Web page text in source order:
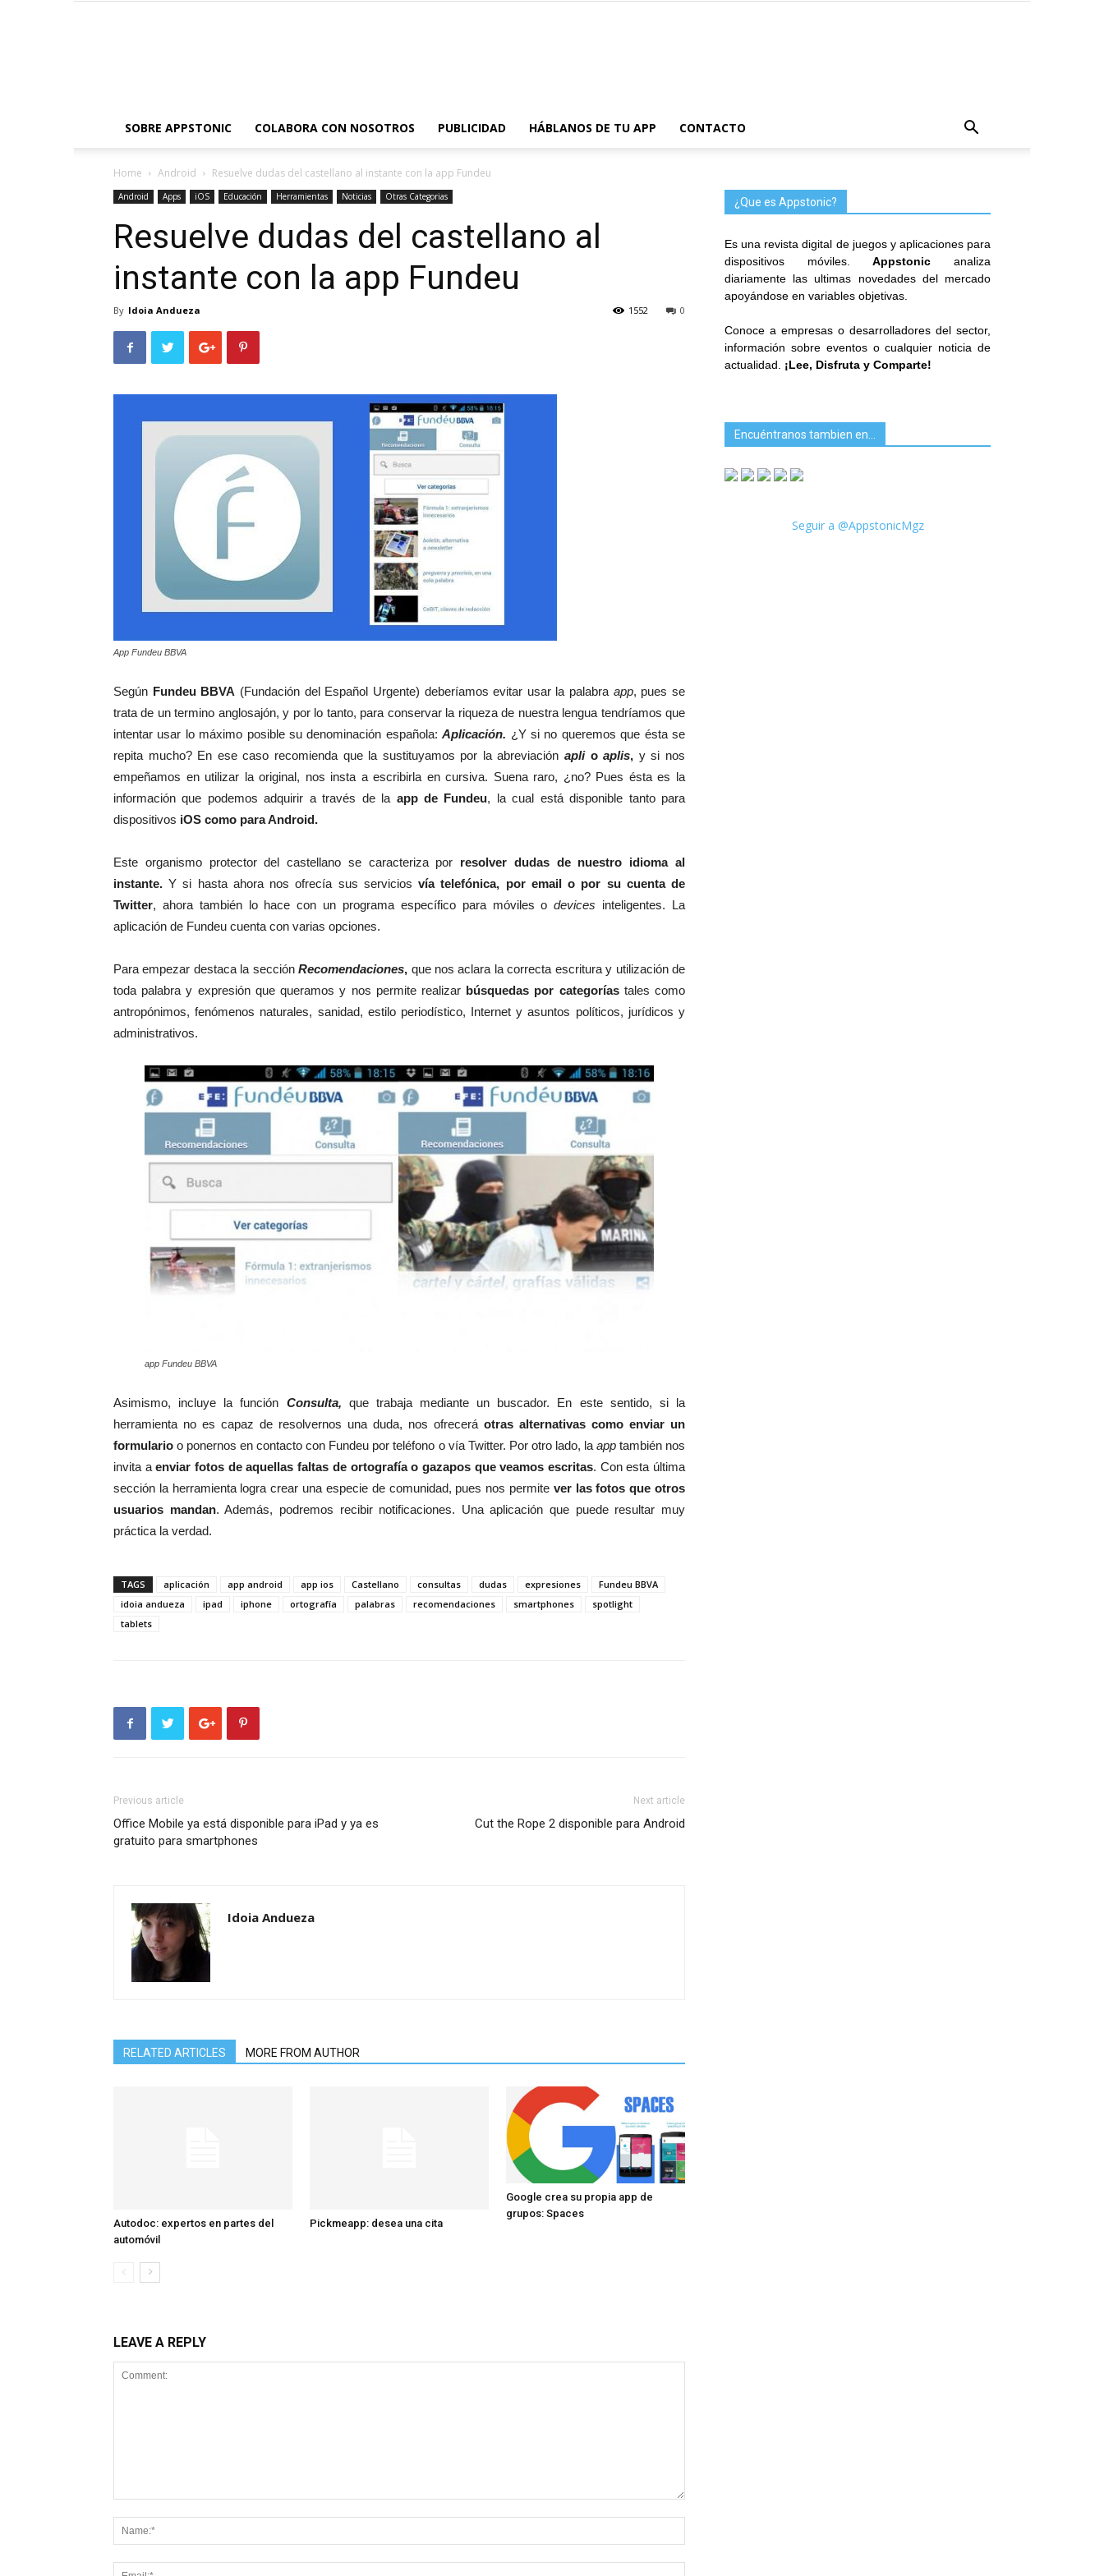
SOBRE APPSTONIC COLABORA CON NOSOTROS PUBLICIDAD HÁBLANOS DE TU APP CONTACTO
Home Android Resuelve dudas del castellano al instante con la app Fundeu
Android Apps iOS Educación Herramientas Noticias Otras Categorias
Resuelve dudas del castellano al
instante con la app Fundeu
By Idoia Andueza 0
1552
App Fundeu BBVA
Según Fundeu BBVA (Fundación del Español Urgente) deberíamos evitar usar la palabra app, pues se
trata de un termino anglosajón, y por lo tanto, para conservar la riqueza de nuestra lengua tendríamos que
intentar usar lo máximo posible su denominación española: Aplicación. ¿Y si no queremos que ésta se
repita mucho? En ese caso recomienda que la sustituyamos por la abreviación aplioaplis, y si nos
empeñamos en utilizar la original, nos insta a escribirla en cursiva. Suena raro, ¿no? Pues ésta es la
información que podemos adquirir a través de la app de Fundeu, la cual está disponible tanto para
dispositivos iOS como para Android.
Este organismo protector del castellano se caracteriza por resolver dudas de nuestro idioma al
instante. Y si hasta ahora nos ofrecía sus serviciosvía telefónica, por email o por su cuenta de
Twitter, ahora también lo hace con un programa específico para móviles o devices inteligentes. La
aplicación de Fundeu cuenta con varias opciones.
Para empezar destaca la sección Recomendaciones, que nos aclara la correcta escritura y utilización de
toda palabra y expresión que queramos y nos permite realizar búsquedas por categoríastales como
antropónimos, fenómenos naturales, sanidad, estilo periodístico, Internet y asuntos políticos, jurídicos y
administrativos.
app Fundeu BBVA
Asimismo, incluye la función Consulta, que trabaja mediante un buscador. En este sentido, si la
herramienta no es capaz de resolvernos una duda, nos ofrecerá otras alternativas como enviar un
formulario o ponernos en contacto con Fundeu por teléfono o vía Twitter. Por otro lado, la apptambién nos
invita aenviar fotos de aquellas faltas de ortografía o gazapos que veamos escritas. Con esta última
sección la herramienta logra crear una especie de comunidad, pues nos permite ver las fotos que otros
usuarios mandan. Además, podremos recibir notificaciones. Una aplicación que puede resultar muy
práctica la verdad.
TAGS aplicación app android app ios Castellano consultas dudas expresiones
Fundeu BBVA
idoia andueza
ipad iphone ortografía palabras recomendaciones smartphones
spotlight
tablets
Previous article
Office Mobile ya está disponible para iPad y ya es
gratuito para smartphones
Next article
Cut the Rope 2 disponible para Android
Idoia Andueza
RELATED ARTICLES MORE FROM AUTHOR
Autodoc: expertos en partes del
automóvil
Pickmeapp: desea una cita
Google crea su propia app de
grupos: Spaces
LEAVE A REPLY
¿Que es Appstonic?
Es una revista digital de juegos y aplicaciones para
dispositivos móviles.Appstonic analiza
diariamente las ultimas novedades del mercado
apoyándose en variables objetivas.
Conoce a empresas o desarrolladores del sector,
información sobre eventos o cualquier noticia de
actualidad. ¡Lee, Disfruta y Comparte!
Encuéntranos tambien en…
Seguir a @AppstonicMgz